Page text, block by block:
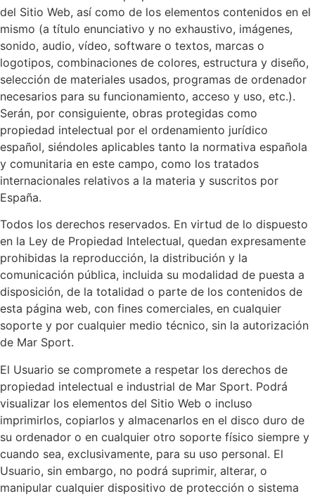
del Sitio Web, así como de los elementos contenidos en el
mismo (a título enunciativo y no exhaustivo, imágenes,
sonido, audio, vídeo, software o textos, marcas o
logotipos, combinaciones de colores, estructura y diseño,
selección de materiales usados, programas de ordenador
necesarios para su funcionamiento, acceso y uso, etc.).
Serán, por consiguiente, obras protegidas como
propiedad intelectual por el ordenamiento jurídico
español, siéndoles aplicables tanto la normativa española
y comunitaria en este campo, como los tratados
internacionales relativos a la materia y suscritos por
España.
Todos los derechos reservados. En virtud de lo dispuesto
en la Ley de Propiedad Intelectual, quedan expresamente
prohibidas la reproducción, la distribución y la
comunicación pública, incluida su modalidad de puesta a
disposición, de la totalidad o parte de los contenidos de
esta página web, con fines comerciales, en cualquier
soporte y por cualquier medio técnico, sin la autorización
de Mar Sport.
El Usuario se compromete a respetar los derechos de
propiedad intelectual e industrial de Mar Sport. Podrá
visualizar los elementos del Sitio Web o incluso
imprimirlos, copiarlos y almacenarlos en el disco duro de
su ordenador o en cualquier otro soporte físico siempre y
cuando sea, exclusivamente, para su uso personal. El
Usuario, sin embargo, no podrá suprimir, alterar, o
manipular cualquier dispositivo de protección o sistema